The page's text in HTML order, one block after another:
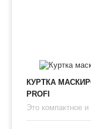
КУРТКА
PROFI
Это компактное